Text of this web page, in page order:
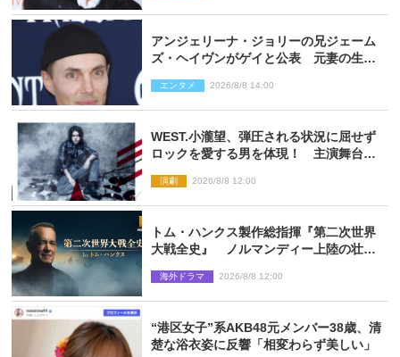
アンジェリーナ・ジョリーの兄ジェーム
ズ・ヘイヴンがゲイと公表 元妻の生配
エンタメ 2026/8/8 14:00
WEST.小瀧望、弾圧される状況に屈せず
ロックを愛する男を体現！ 主演舞台
演劇 2026/8/8 12:00
トム・ハンクス製作総指揮『第二次世界
大戦全史』 ノルマンディー上陸の壮絶
海外ドラマ 2026/8/8 12:00
“港区女子”系AKB48元メンバー38歳、清
楚な浴衣姿に反響「相変わらず美しい」